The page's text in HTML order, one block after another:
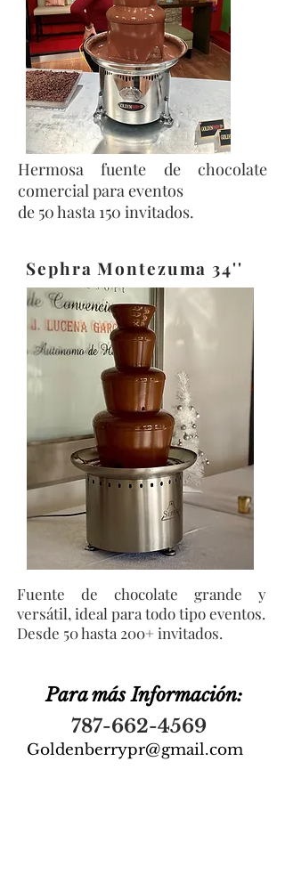
Hermosa fuente de chocolate
comercial para eventos
de 50 hasta 150 invitados.
Sephra Montezuma 34''
Fuente de chocolate grande y
versátil, ideal para todo tipo eventos.
Desde 50 hasta 200+ invitados.
Para más Información:
787-662-4569
Goldenberrypr@gmail.com